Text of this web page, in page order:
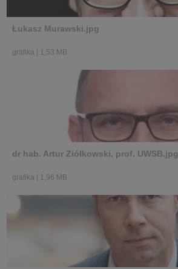
Łukasz Murawski.jpg
grafika 1,53 MB
dr hab. Artur Ziółkowski, prof. UWSB.jpg
grafika 1,96 MB